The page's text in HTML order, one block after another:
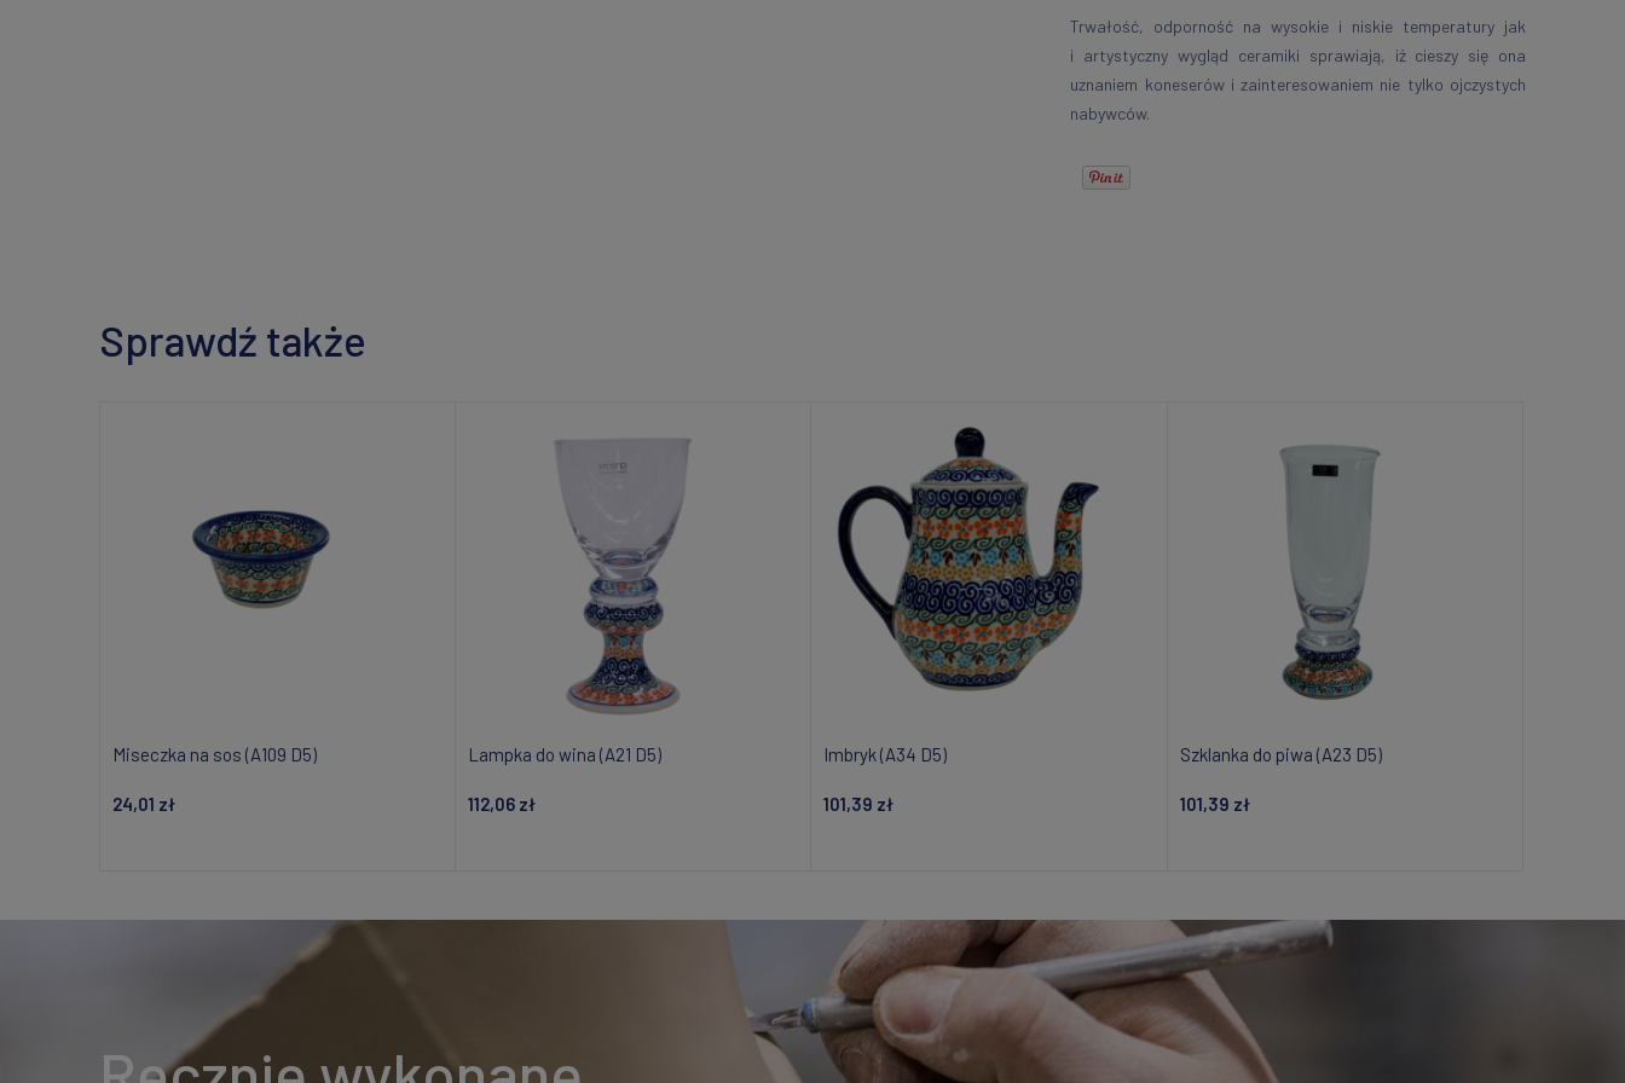
Trwałość, odporność na wysokie i niskie temperatury jak
i artystyczny wygląd ceramiki sprawiają, iż cieszy się ona
uznaniem koneserów i zainteresowaniem nie tylko ojczystych
nabywców.
Sprawdź także
Miseczka na sos (A109 D5)
24,01 zł
Lampka do wina (A21 D5)
112,06 zł
Imbryk (A34 D5)
101,39 zł
Szklanka do piwa (A23 D5)
101,39 zł